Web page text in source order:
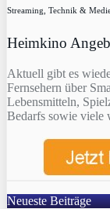
Streaming, Technik &
Heimkino
Aktuell gibt es
Fernsehern über
Lebensmitteln,
Bedarfs sowie viele
Neueste Beiträge